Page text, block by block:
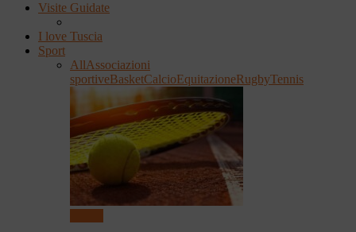
Visite Guidate
I love Tuscia
Sport
AllAssociazioni
sportiveBasketCalcioEquitazioneRugbyTennis